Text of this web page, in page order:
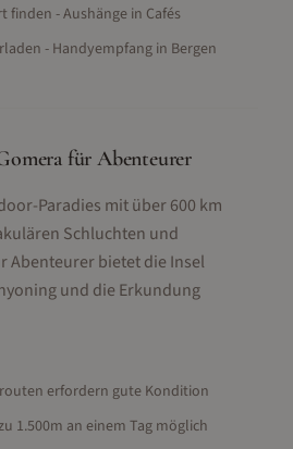
finden - Aushänge in Cafés
- Handyempfang in Bergen
für Abenteurer
Paradies mit über 600 km
Schluchten und
Abenteurer bietet die Insel
und die Erkundung
erfordern gute Kondition
1.500m an einem Tag möglich